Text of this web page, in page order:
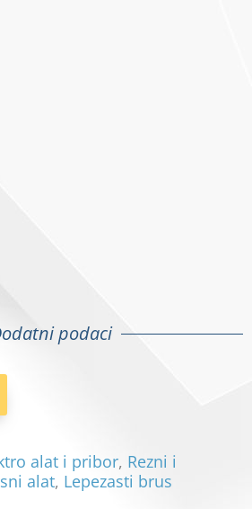
podaci
alat i pribor, Rezni i
alat, Lepezasti brus